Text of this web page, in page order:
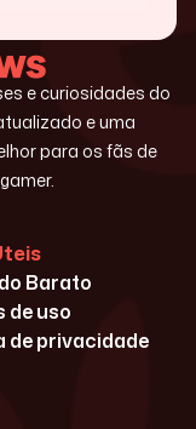
e curiosidades do
e uma
para os fãs de
Barato
de uso
de privacidade